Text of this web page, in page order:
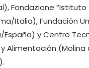
Fondazione “Istituto
Italia), Fundación
España) y Centro
Alimentación (Molina